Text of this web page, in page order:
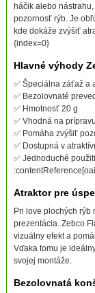
háčik alebo
pozornosť rýb. Je
kde dokáže zvýšiť
{index=0}
Hlavné výhody
✅ Špeciálna záťaž a
✅ Bezolovnaté
✅ Hmotnosť 20 g
✅ Vhodná na
✅ Pomáha zvýšiť
✅ Dostupná v
✅ Jednoduché
Atraktor pre
Pri love plochých rýb
prezentácia. Zebco
vizuálny efekt a
Vďaka tomu je
svojej montáže.
Bezolovnatá